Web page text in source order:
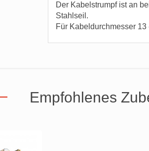
Der Kabelstrumpf ist an
Stahlseil.
Für Kabeldurchmesser 13
Empfohlenes